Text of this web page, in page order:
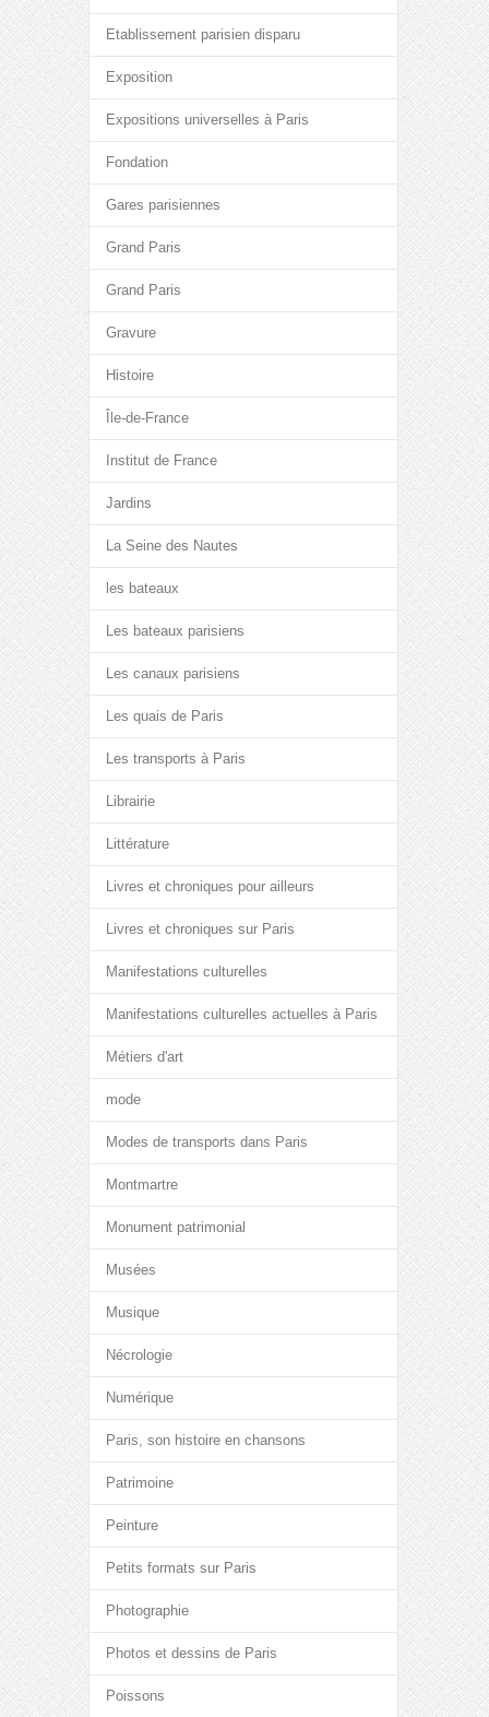
Etablissement parisien disparu
Exposition
Expositions universelles à Paris
Fondation
Gares parisiennes
Grand Paris
Grand Paris
Gravure
Histoire
Île-de-France
Institut de France
Jardins
La Seine des Nautes
les bateaux
Les bateaux parisiens
Les canaux parisiens
Les quais de Paris
Les transports à Paris
Librairie
Littérature
Livres et chroniques pour ailleurs
Livres et chroniques sur Paris
Manifestations culturelles
Manifestations culturelles actuelles à Paris
Métiers d'art
mode
Modes de transports dans Paris
Montmartre
Monument patrimonial
Musées
Musique
Nécrologie
Numérique
Paris, son histoire en chansons
Patrimoine
Peinture
Petits formats sur Paris
Photographie
Photos et dessins de Paris
Poissons